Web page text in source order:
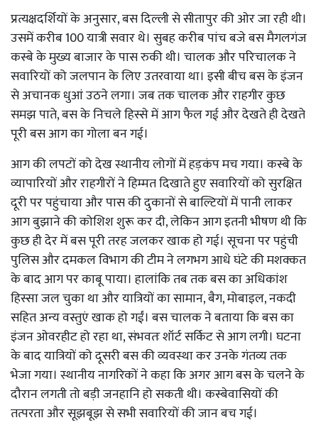
प्रत्यक्षदर्शियों के अनुसार, बस दिल्ली से सीतापुर की ओर जा रही थी।
उसमें करीब 100 यात्री सवार थे। सुबह करीब पांच बजे बस मैगलगंज
कस्बे के मुख्य बाजार के पास रुकी थी। चालक और परिचालक ने
सवारियों को जलपान के लिए उतरवाया था। इसी बीच बस के इंजन
से अचानक धुआं उठने लगा। जब तक चालक और राहगीर कुछ
समझ पाते, बस के निचले हिस्से में आग फैल गई और देखते ही देखते
पूरी बस आग का गोला बन गई।
आग की लपटों को देख स्थानीय लोगों में हड़कंप मच गया। कस्बे के
व्यापारियों और राहगीरों ने हिम्मत दिखाते हुए सवारियों को सुरक्षित
दूरी पर पहुंचाया और पास की दुकानों से बाल्टियों में पानी लाकर
आग बुझाने की कोशिश शुरू कर दी, लेकिन आग इतनी भीषण थी कि
कुछ ही देर में बस पूरी तरह जलकर खाक हो गई। सूचना पर पहुंची
पुलिस और दमकल विभाग की टीम ने लगभग आधे घंटे की मशक्कत
के बाद आग पर काबू पाया। हालांकि तब तक बस का अधिकांश
हिस्सा जल चुका था और यात्रियों का सामान, बैग, मोबाइल, नकदी
सहित अन्य वस्तुएं खाक हो गईं। बस चालक ने बताया कि बस का
इंजन ओवरहीट हो रहा था, संभवतः शॉर्ट सर्किट से आग लगी। घटना
के बाद यात्रियों को दूसरी बस की व्यवस्था कर उनके गंतव्य तक
भेजा गया। स्थानीय नागरिकों ने कहा कि अगर आग बस के चलने के
दौरान लगती तो बड़ी जनहानि हो सकती थी। कस्बेवासियों की
तत्परता और सूझबूझ से सभी सवारियों की जान बच गई।